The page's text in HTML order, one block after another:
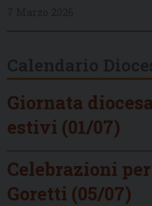
Giornata
estivi (01/07)
Celebrazioni
Goretti (05/07)